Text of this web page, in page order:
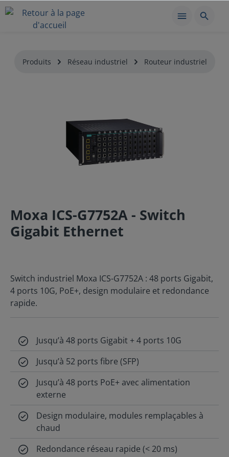
Produits Réseau industriel Routeur industriel
Moxa ICS-G7752A - Switch
Gigabit Ethernet
Switch industriel Moxa ICS-G7752A : 48 ports Gigabit,
4 ports 10G, PoE+, design modulaire et redondance
rapide.
Jusqu’à 48 ports Gigabit + 4 ports 10G
Jusqu’à 52 ports fibre (SFP)
Jusqu’à 48 ports PoE+ avec alimentation
externe
Design modulaire, modules remplaçables à
chaud
Redondance réseau rapide (< 20 ms)